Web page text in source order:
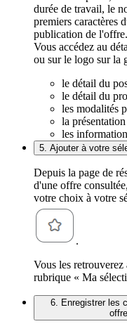
durée de travail, le
premiers caractères
publication de l'offre.
Vous accédez au
ou sur le logo sur la
le détail du
le détail du
les modalités
la
les
5. Ajouter à votre
Depuis la page de
d'une offre
votre choix à votre
.
Vous les retrouverez
rubrique « Ma
6. Enregistrer les